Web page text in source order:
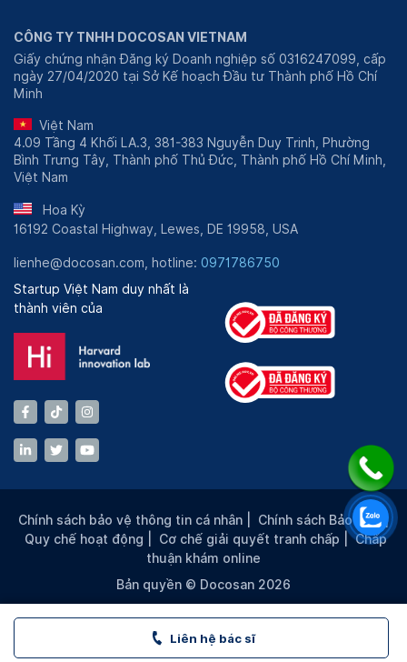
Liên hệ bác sĩ
CÔNG TY TNHH DOCOSAN VIETNAM
Giấy chứng nhận Đăng ký Doanh nghiệp số 0316247099, cấp
ngày 27/04/2020 tại Sở Kế hoạch Đầu tư Thành phố Hồ Chí
Minh
Việt Nam
4.09 Tầng 4 Khối LA.3, 381-383 Nguyễn Duy Trinh, Phường
Bình Trưng Tây, Thành phố Thủ Đức, Thành phố Hồ Chí Minh,
Việt Nam
Hoa Kỳ
16192 Coastal Highway, Lewes, DE 19958, USA
lienhe@docosan.com, hotline: 0971786750
Startup Việt Nam duy nhất là
thành viên của
Chính sách bảo vệ thông tin cá nhân Chính sách Bảo mật |
Quy chế hoạt động
Cơ chế giải quyết tranh chấp |Chấp
thuận khám online
Bản quyền © Docosan 2026